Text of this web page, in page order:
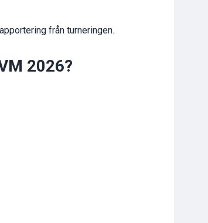
från turneringen.
2026?